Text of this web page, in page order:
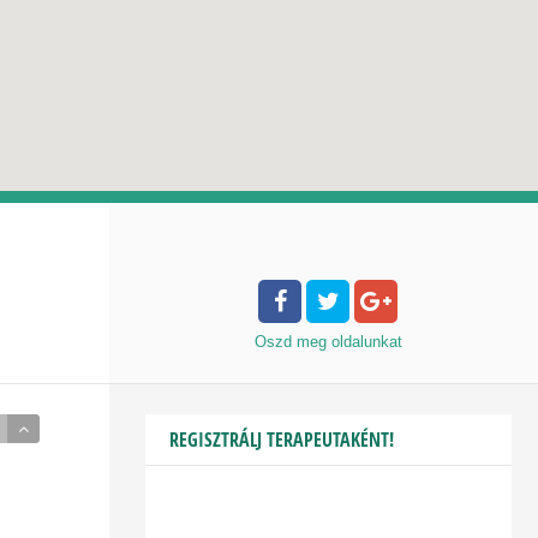
Oszd meg oldalunkat
REGISZTRÁLJ TERAPEUTAKÉNT!